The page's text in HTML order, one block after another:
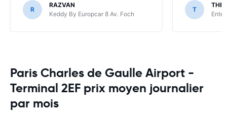
R
RAZVAN
Keddy By Europcar 8 Av. Foch
T
Paris Charles de Gaulle Airport -
Terminal 2EF prix moyen journalier
par mois